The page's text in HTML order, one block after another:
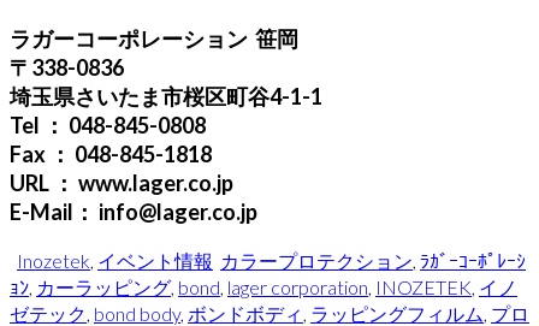
ラガーコーポレーション 笹岡
〒338-0836
埼玉県さいたま市桜区町谷4-1-1
Tel ： 048-845-0808
Fax ： 048-845-1818
URL ： www.lager.co.jp
E-Mail： info@lager.co.jp
Inozetek イベント情報 カラープロテクション ﾗｶﾞｰｺｰﾎﾟﾚｰｼ
ｮﾝ カーラッピング bond lager corporation INOZETEK イノ
ゼテック bond body, ボンドボディ ラッピングフィルム プロ